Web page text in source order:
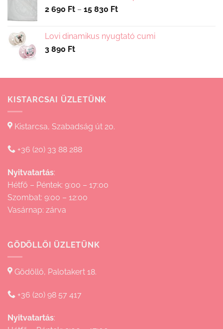
2 690 Ft – 15 830 FtÁrtartomány:
-
Lovi dinamikus nyugtató cumi
3 890 Ft
KISTARCSAI ÜZLETÜNK
Kistarcsa, Szabadság út 20.
+36 (20) 33 88 288
Nyitvatartás:
Hétfő – Péntek: 9:00 – 17:00
Szombat: 9:00 – 12:00
Vasárnap: zárva
GÖDÖLLŐI ÜZLETÜNK
Gödöllő, Palotakert 18.
+36 (20) 98 57 417
Nyitvatartás: